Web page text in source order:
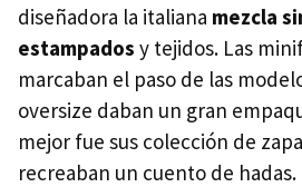
diseñadora la italiana mezcla
estampados y tejidos. Las
marcaban el paso de las
oversize daban un gran
mejor fue sus colección de
recreaban un cuento de hadas.